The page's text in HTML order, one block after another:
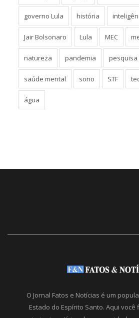
governo Lula história
Jair Bolsonaro Lula MEC
natureza pandemia pesquisa
saúde mental sono STF
água
O Jornal Fatos e Notícias é um
Estado do Espírito Santo. Aqui